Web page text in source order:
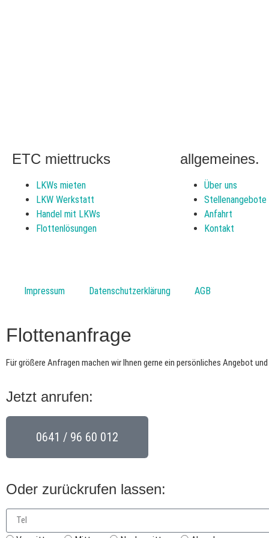
ETC miettrucks
LKWs mieten
LKW Werkstatt
Handel mit LKWs
Flottenlösungen
allgemeines.
Über uns
Stellenangebote
Anfahrt
Kontakt
Impressum Datenschutzerklärung AGB
Flottenanfrage
Für größere Anfragen machen wir Ihnen gerne ein persönliches Angebot
Jetzt anrufen:
0641 / 96 60 012
Oder zurückrufen lassen: